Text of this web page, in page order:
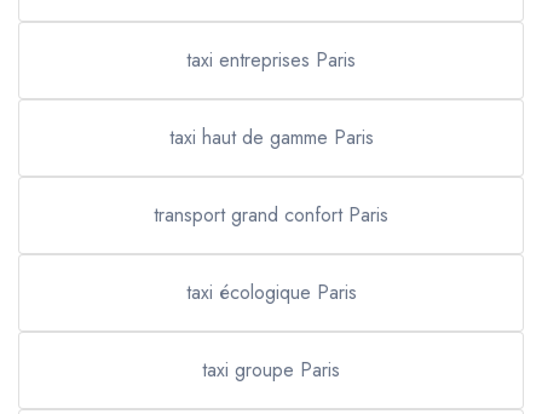
taxi entreprises Paris
taxi haut de gamme Paris
transport grand confort Paris
taxi écologique Paris
taxi groupe Paris